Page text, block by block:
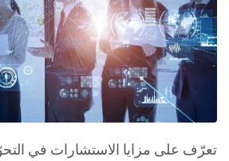
تعرّف على مزايا الاستشارات في